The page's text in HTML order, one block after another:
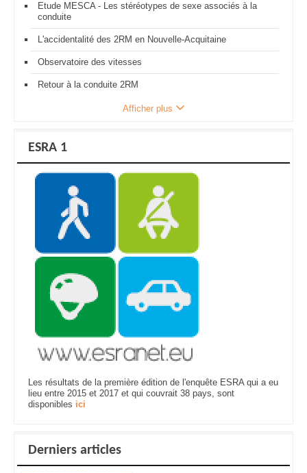
Etude MESCA - Les stéréotypes de sexe associés à la
conduite
L'accidentalité des 2RM en Nouvelle-Acquitaine
Observatoire des vitesses
Retour à la conduite 2RM
Afficher plus
ESRA 1
Les résultats de la première édition de l'enquête ESRA qui a eu
lieu entre 2015 et 2017 et qui couvrait 38 pays, sont
disponibles ici
Derniers articles